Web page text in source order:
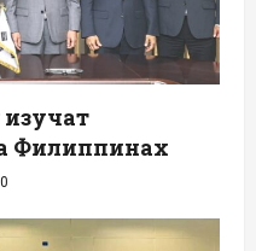
Филиппинах
0